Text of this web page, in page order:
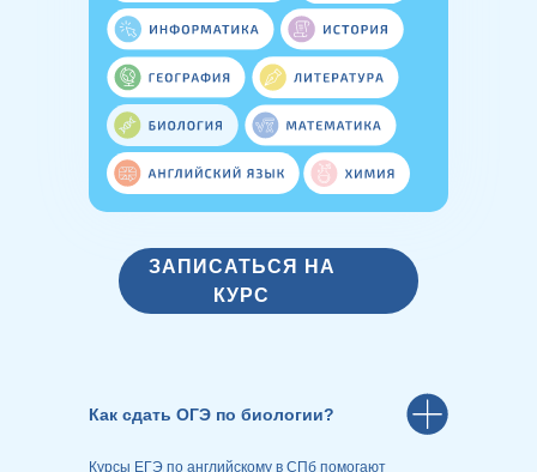
ЗАПИСАТЬСЯ НА
КУРС
Как сдать ОГЭ по биологии?
Курсы ЕГЭ по английскому в СПб помогают